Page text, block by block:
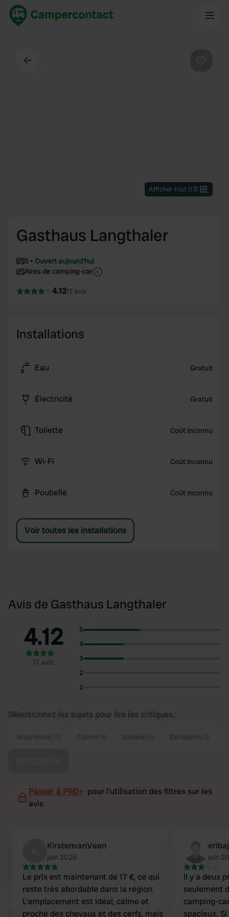
Afficher tout(13)
Gasthaus Langthaler
5
Ouvert aujourd'hui
Aires de camping-car
4.1217 avis
Installations
Eau Gratuit
Électricité Gratuit
Toilette Coût inconnu
Wi-Fi Coût inconnu
Poubelle Coût inconnu
Voir toutes les installations
Avis de Gasthaus Langthaler
4.12
17 avis
5
4
3
2
1
Sélectionnez les sujets pour lire les critiques :
Nourriture Calme Nature Sanitaires
Passer à PRO+ pour l'utilisation des filtres sur les
avis
KirstenvanVeen
juin 2026
Le prix est maintenant de 17 €, ce qui
reste très abordable dans la région.
L'emplacement est idéal, calme et
proche des chevaux et des cerfs, mais
juin
Il y a deux
seulement
camping-
spacieux.